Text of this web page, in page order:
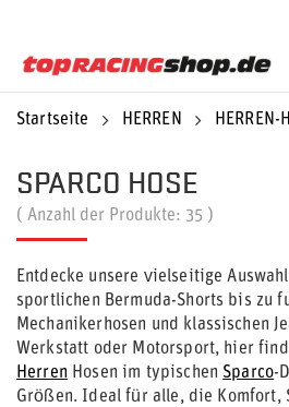
Startseite HERREN HERREN-
SPARCO HOSE
( Anzahl der Produkte: 35 )
Entdecke unsere vielseitige
sportlichen Bermuda-Shorts bis zu
Mechanikerhosen und klassischen
Werkstatt oder Motorsport, hier
Herren Hosen im typischen Sparco-
Größen. Ideal für alle, die Komfort,